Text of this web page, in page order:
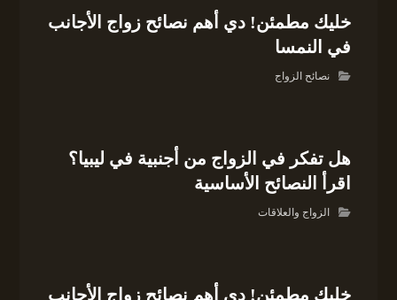
خليك مطمئن! دي أهم نصائح زواج الأجانب
في النمسا
نصائح الزواج
هل تفكر في الزواج من أجنبية في ليبيا؟
اقرأ النصائح الأساسية
الزواج والعلاقات
خليك مطمئن! دي أهم نصائح زواج الأجانب